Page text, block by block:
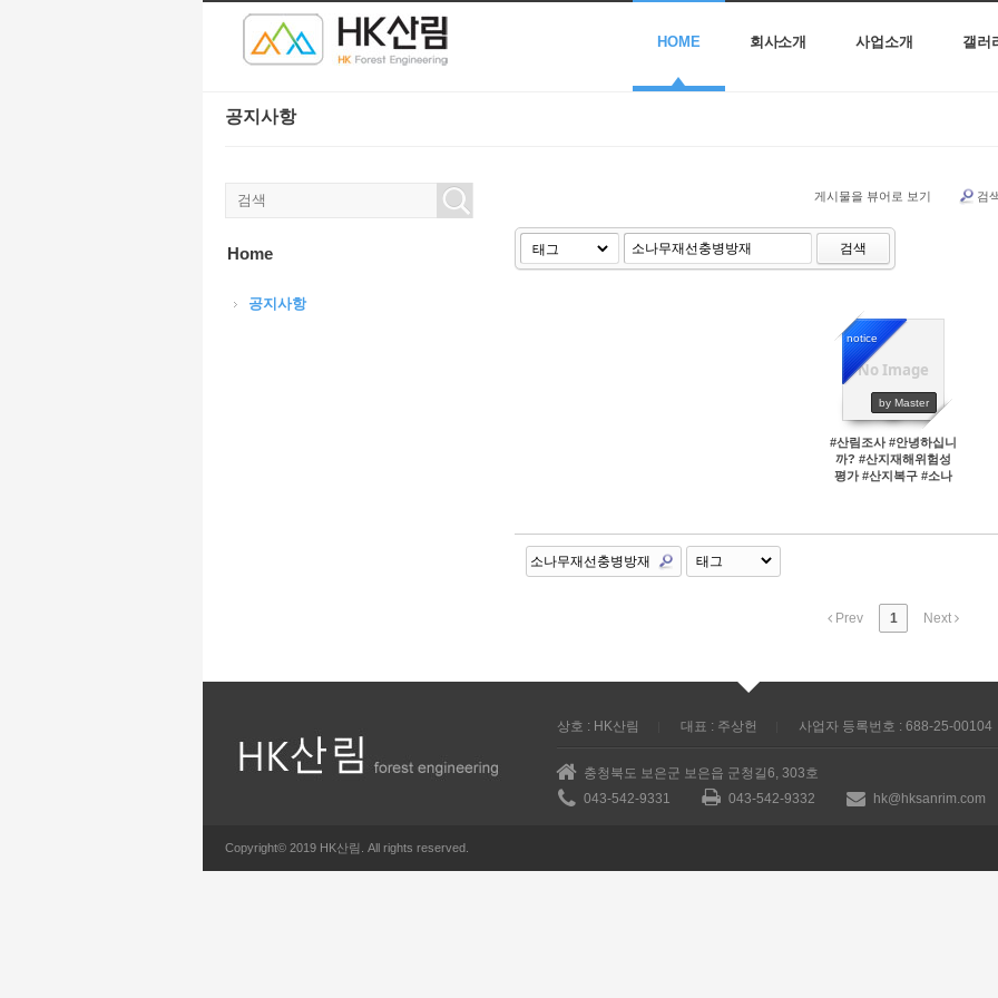
HOME 회사소개 사업소개 갤러
공지사항
게시물을 뷰어로 보기 검
검색
No Image
notice
by Master
45693
#산림조사 #안녕하십니
까? #산지재해위험성
평가 #산지복구 #소나
Prev 1 Next
Home
공지사항
상호 : HK산림 대표 : 주상헌 사업자 등록번호 : 688-25-00104
충청북도 보은군 보은읍 군청길6, 303호
043-542-9331
043-542-9332 hk@hksanrim.com
Copyright© 2019 HK산림. All rights reserved.
Sketchbook5, 스케치북5
Sketchbook5, 스케치북5
Sketchbook5, 스케치북5
Sketchbook5, 스케치북5